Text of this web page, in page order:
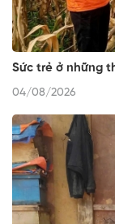
Sức trẻ ở những
04/08/2026